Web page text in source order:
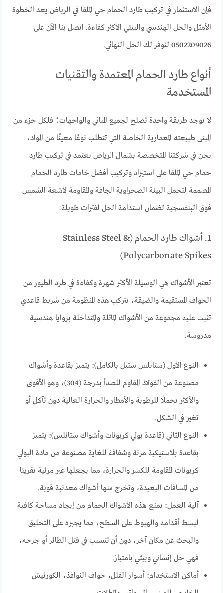
فإن الاستثمار في تركيب طارد الحمام حي الملقا في الرياض يعد الخطوة
الأمثل والحل الهندسي والبيئي الأكثر كفاءة. اتصل بنا الآن على
0502209026 لنوفر لك الحل النهائي.
أنواع طارد الحمام المعتمدة والتقنيات
المستخدمة
لا توجد طريقة واحدة تصلح لجميع المباني والواجهات؛ فلكل جزء من
المبنى طبيعته المعمارية الخاصة التي تتطلب نوعًا معينًا من المواد،
نحن في شركتنا المتخصصة بشمال الرياض نعتمد في تركيب طارد
حمام حي الملقا على استيراد وتركيب أفضل خامات طارد الحمام
المصممة لتحمل البيئة الصحراوية الجافة والمقاومة لأشعة الشمس
فوق البنفسجية لضمان استدامة الحل لفترات طويلة:
1. أشواك طارد الحمام (Stainless Steel &
Polycarbonate Spikes)
تعتبر الأشواك هي الوسيلة الأكثر شهرة وكفاءة في طرد الطيور من
الحواف المستقيمة والضيقة، تتركب هذه المنظومة من شريط قاعدي
تثبت عليه مجموعة من الأشواك المائلة والمتداخلة بزوايا هندسية
مدروسة.
النوع الأول (ستانلس ستيل بالكامل): يتميز بقاعدة وأشواك
مصنوعة من الفولاذ المقاوم للصدأ بدرجة (304)، وهو الأقوى
والأكثر تحملًا للرطوبة والأمطار والحرارة العالية دون تآكل أو
تغير في الشكل.
النوع الثاني (قاعدة بولي كربونات وأشواك ستانلس): يتميز
بقاعدة بلاستيكية مرنة وشفافة للغاية مصنوعة من مادة البولي
كربونات المقاومة للكسر والحرارة، مما يجعلها غير مرئية تقريبًا
من المسافات البعيدة، وتخرج منها أشواك معدنية قوية.
آلية العمل: تمنع هذه الأشواك الحمام من إيجاد مساحة كافية
لبسط أقدامه والهبوط على السطح، مما يجبره على التحليق
والبحث عن مكان آخر، دون أن تتسبب في قتل الطائر أو جرحه،
فهي حل إنساني وبيئي بامتياز.
أماكن الاستخدام: أسوار الفلل، حواف النوافذ، الكورنيش